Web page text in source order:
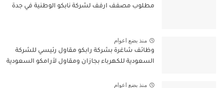
مطلوب مصفف ارفف لشركة نابكو الوطنية في جدة
منذ بضع اعوام
وظائف شاغرة بشركة رابكو مقاول رئيسي للشركة
السعودية للكهرباء بجازان ومقاول لأرامكو السعودية
منذ بضع اعوام